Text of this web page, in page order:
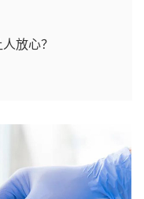
放心？